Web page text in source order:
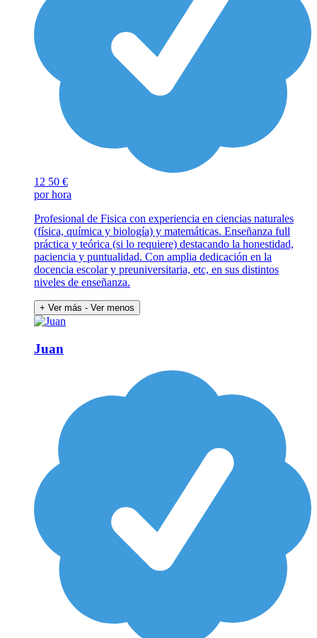
12 50 €
por hora
Profesional de Fisica con experiencia en ciencias naturales
(física, química y biología) y matemáticas. Enseñanza full
práctica y teórica (si lo requiere) destacando la honestidad,
paciencia y puntualidad. Con amplia dedicación en la
docencia escolar y preuniversitaria, etc, en sus distintos
niveles de enseñanza.
+ Ver más - Ver menos
Juan